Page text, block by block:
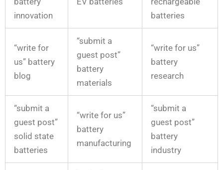
innovation
batteries
“write for
us” battery
blog
“submit a
guest post”
battery
materials
“write for us”
battery
research
“submit a
guest post”
solid state
batteries
“write for us”
battery
manufacturing
“submit a
guest post”
battery
industry